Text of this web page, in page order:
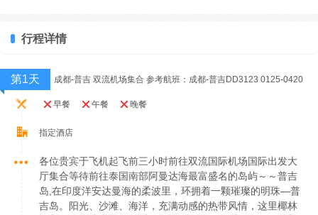
行程详情
第1天 成都-普吉 双流机场集合 参考航班：成都-普吉DD3123 0125-0420
早餐 午餐 晚餐
指定酒店
各位贵宾于飞机起飞前三小时前往双流国际机场国际出发大
厅集合等待前往泰国南部阿曼达海最富盛名的岛屿～～普吉
岛,在印度洋安达曼海的柔波里，环拥着一颗璀璨的明珠—普
吉岛。阳光、沙滩、海洋，充满动感的热带风情，这里椰林